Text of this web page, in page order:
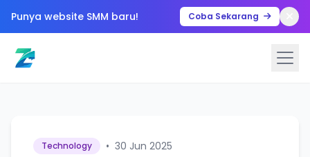
Punya website SMM baru! Coba Sekarang
Technology • 30 Jun 2025